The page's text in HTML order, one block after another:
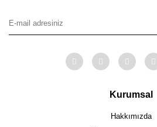
Kurumsal
Hakkımızda